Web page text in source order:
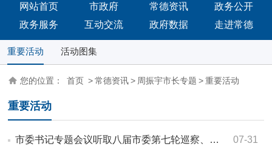
网站首页 市政府 常德资讯
政务公开
政务服务
互动交流 政府数据 走进常德
重要活动 活动图集
您的位置： 首页 > 常德资讯 > 周振宇市长专题 > 重要活动
重要活动
07-31
市委书记专题会议听取八届市委第七轮巡察、开发区问题专项整改“回头看”…